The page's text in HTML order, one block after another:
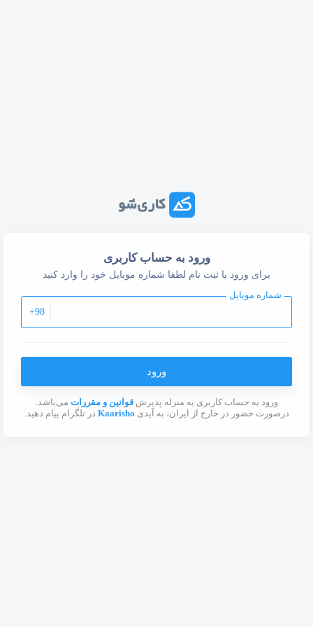
ورود به حساب کاربری
برای ورود یا ثبت نام لطفا شماره موبایل خود را وارد کنید
شماره موبایل
+98
ورود
ورود به حساب کاربری به منزله پذیرشقوانین و مقررات می‌باشد.
درصورت حضور در خارج از ایران، به آیدی Kaarisho در تلگرام پیام دهید.